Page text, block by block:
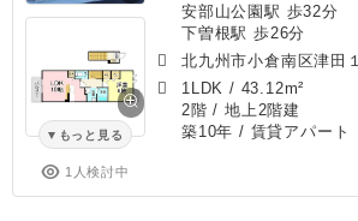
もっと見る
1人検討中
安部山公園駅 歩32分
下曽根駅 歩26分
北九州市小倉南区津田１
1LDK / 43.12m²
2階 / 地上2階建
築10年 / 賃貸アパート